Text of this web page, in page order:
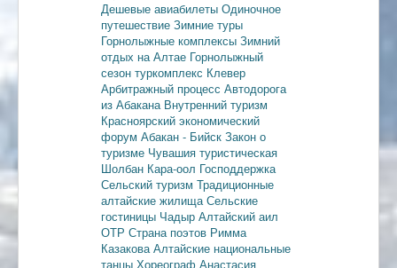
Дешевые авиабилеты Одиночное
путешествие Зимние туры
Горнолыжные комплексы Зимний
отдых на Алтае Горнолыжный
сезон туркомплекс Клевер
Арбитражный процесс Автодорога
из Абакана Внутренний туризм
Красноярский экономический
форум Абакан - Бийск Закон о
туризме Чувашия туристическая
Шолбан Кара-оол Господдержка
Сельский туризм Традиционные
алтайские жилища Сельские
гостиницы Чадыр Алтайский аил
ОТР Страна поэтов Римма
Казакова Алтайские национальные
танцы Хореограф Анастасия